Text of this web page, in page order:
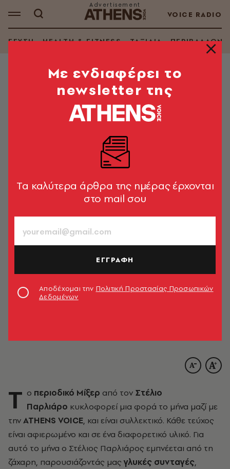
VOICE RADIO
ΓΕΥΣΗ HEALTH & FITNESS ΤΑΞΙΔΙΑ ΠΕΡΙΒΑΛΛΟΝ
Σαρλότ σοκολάτας με ρούμι
Μια συνταγή από το περιοδικό Μίξερ
Στέλιος Παρλιάρος
1’ ΔΙΑΒΑΣΜΑ
T o περιοδικό Μίξερ από τον Στέλιο
Παρλιάρο κυκλοφορεί μια φορά το μήνα μαζί με
τηνATHENS VOICE, και είναι συλλεκτικό. Κάθε τεύχος
είναι αφιερωμένο και σε ένα διαφορετικό υλικό. Για
αυτό το μήνα ο Στέλιος Παρλιάρος εμπνέεται από τη
ζάχαρη, παρουσιάζοντάς μας γλυκές συνταγές,
Mε ενδιαφέρει το
newsletter της
Tα καλύτερα άρθρα της ημέρας έρχονται
στο mail σου
ΕΓΓΡΑΦΗ
Αποδέχομαι την Πολιτική Προστασίας Προσωπικών
Δεδομένων